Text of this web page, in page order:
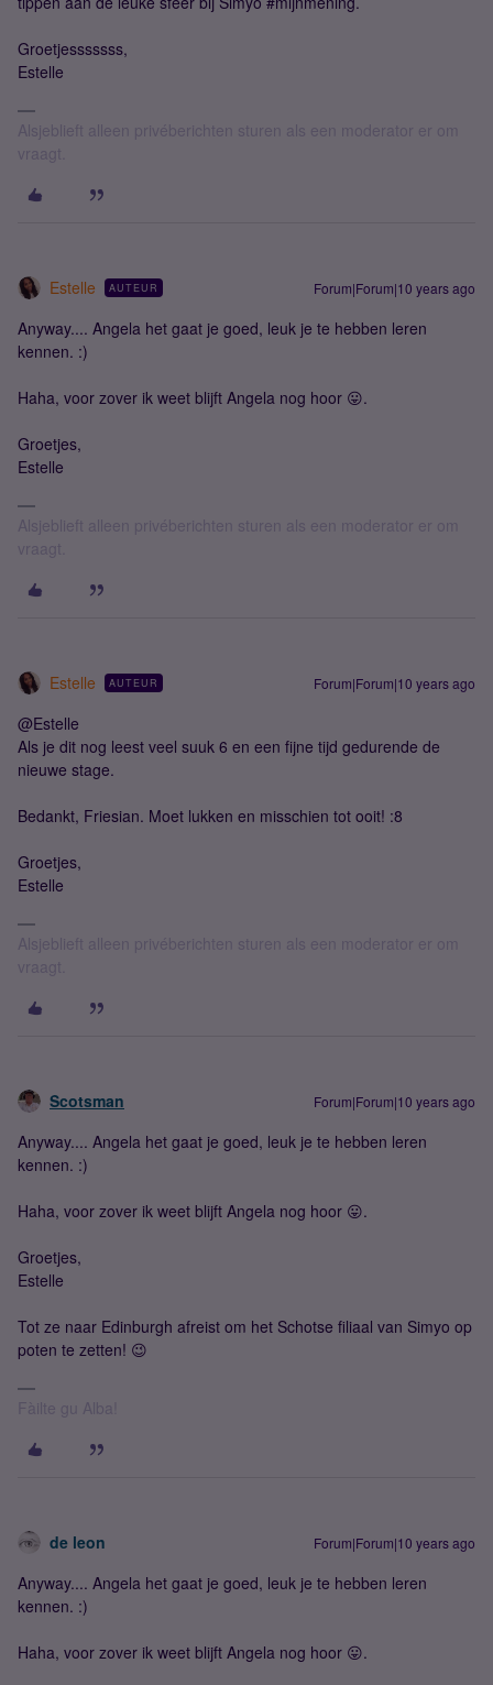
Groetjesssssss,
Estelle
Alsjeblieft alleen privéberichten sturen als een moderator er om
vraagt.
Estelle AUTEUR Forum|Forum|10 years ago
Anyway.... Angela het gaat je goed, leuk je te hebben leren
kennen. :)
Haha, voor zover ik weet blijft Angela nog hoor 😛.
Groetjes,
Estelle
Alsjeblieft alleen privéberichten sturen als een moderator er om
vraagt.
Estelle AUTEUR Forum|Forum|10 years ago
@Estelle
Als je dit nog leest veel suuk 6 en een fijne tijd gedurende de
nieuwe stage.
Bedankt, Friesian. Moet lukken en misschien tot ooit! :8
Groetjes,
Estelle
Alsjeblieft alleen privéberichten sturen als een moderator er om
vraagt.
Scotsman Forum|Forum|10 years ago
Anyway.... Angela het gaat je goed, leuk je te hebben leren
kennen. :)
Haha, voor zover ik weet blijft Angela nog hoor 😛.
Groetjes,
Estelle
Tot ze naar Edinburgh afreist om het Schotse filiaal van Simyo op
poten te zetten! 😉
Fàilte gu Alba!
de leon Forum|Forum|10 years ago
Anyway.... Angela het gaat je goed, leuk je te hebben leren
kennen. :)
Haha, voor zover ik weet blijft Angela nog hoor 😛.